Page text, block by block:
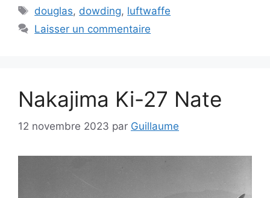
Étiquettes
douglas, dowding, luftwaffe
Laisser un commentaire
Nakajima Ki-27 Nate
12 novembre 2023 par Guillaume